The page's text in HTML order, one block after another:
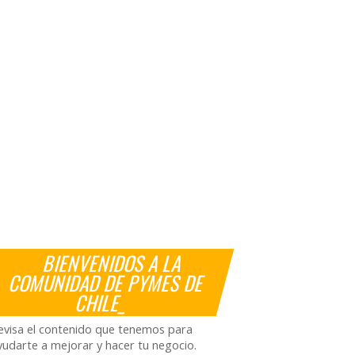
BIENVENIDOS A LA
COMUNIDAD DE PYMES DE
CHILE_
el contenido que tenemos para
a mejorar y hacer tu negocio.